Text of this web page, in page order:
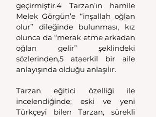
geçirmiştir.4 Tarzan’ın hamile
Melek Görgün’e “inşallah oğlan
olur” dileğinde bulunması, kız
olunca da “merak etme arkadan
oğlan gelir” şeklindeki
sözlerinden,5 ataerkil bir aile
anlayışında olduğu anlaşılır.
Tarzan eğitici özelliği ile
incelendiğinde; eski ve yeni
Türkçeyi bilen Tarzan, sürekli